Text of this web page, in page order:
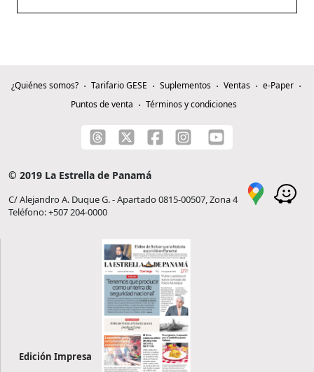
¿Quiénes somos? Tarifario GESE Suplementos Ventas
e-Paper
Puntos de venta
Términos y condiciones
© 2019 La Estrella de Panamá
C/ Alejandro A. Duque G. - Apartado 0815-00507, Zona 4
Teléfono: +507 204-0000
Edición Impresa